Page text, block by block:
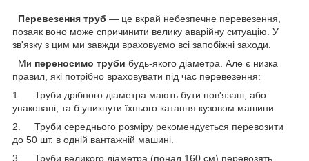
Перевезення труб — це вкрай небезпечне перевезення,
позаяк воно може спричинити велику аварійну ситуацію. У
зв'язку з цим ми завжди враховуємо всі запобіжні заходи.
Ми переносимо труби будь-якого діаметра. Але є низка
правил, які потрібно враховувати під час перевезення:
1. Труби дрібного діаметра мають бути пов'язані, або
упаковані, та б уникнути їхнього катання кузовом машини.
2. Труби середнього розміру рекомендується перевозити
до 50 шт. в одній вантажній машині.
3. Труби великого діаметра (понад 160 см) перевозять